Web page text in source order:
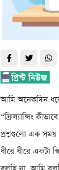
আমি অনেকদিন
“ফ্রিল্যান্সিং
প্রশ্নগুলো এক
ধীরে ধীরে একটা